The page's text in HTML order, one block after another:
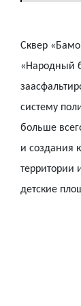
Сквер
«Народный
систему
больше
и создания
территории
детские